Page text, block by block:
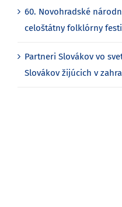
60. Novohradské
celoštátny folklórny
Partneri Slovákov vo
Slovákov žijúcich v